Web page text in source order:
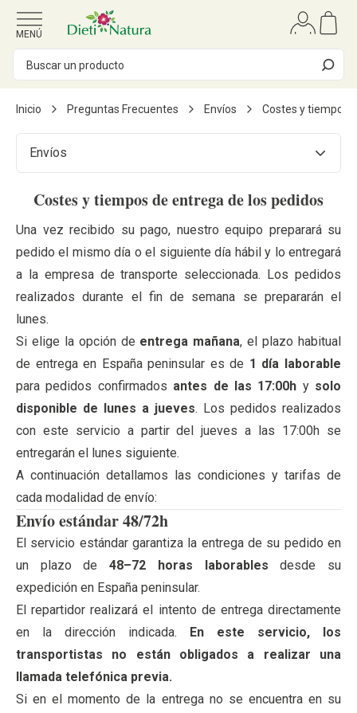
Ir al contenido
MENÚ
Inicio Preguntas Frecuentes Envíos Costes y tiempos
Envíos
Costes y tiempos de entrega de los pedidos
Una vez recibido su pago, nuestro equipo preparará su
pedido el mismo día o el siguiente día hábil y lo entregará
a la empresa de transporte seleccionada. Los pedidos
realizados durante el fin de semana se prepararán el
lunes.
Si elige la opción de entrega mañana, el plazo habitual
de entrega en España peninsular es de 1 día laborable
para pedidos confirmados antes de las 17:00h y solo
disponible de lunes a jueves. Los pedidos realizados
con este servicio a partir del jueves a las 17:00h se
entregarán el lunes siguiente.
A continuación detallamos las condiciones y tarifas de
cada modalidad de envío:
Envío estándar 48/72h
El servicio estándar garantiza la entrega de su pedido en
un plazo de48–72 horas laborables desde su
expedición en España peninsular.
El repartidor realizará el intento de entrega directamente
en la dirección indicada.
En este servicio, los
transportistas no están obligados a realizar una
llamada telefónica previa.
Si en el momento de la entrega no se encuentra en su